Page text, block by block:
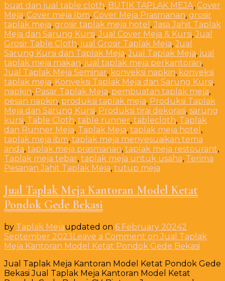
buat dan jual table cloth, BUTIK TAPLAK MEJA, Cover
Meja, Cover meja Ibm, Cover Meja Prasmanan, grosir
taplak meja, grosir taplak meja hotel ,Jasa Jahit Taplak
Meja dan Sarung Kursi,Jual Cover Meja & Kursi,Jual
Grosir Table Cloth, jual Grosir Taplak Meja,Jual
Sarung Kursi dan Taplak Meja,Jual Taplak Meja, jual
taplak meja makan, jual taplak meja perkantoran,
Jual Taplak Meja Seminar, konveksi napkin, konveksi
taplak meja, Konveksi Taplak Meja dan Sarung Kursi,
napkin, Pasar Taplak Meja, pembuatan taplak meja,
pesan napkin, produksi taplak meja, Produksi Taplak
Meja dan Sarung Kursi, Produksi tirai dekorasi, sarung
kursi, Table Cloth, table runner, tablecloth, Taplak
dan Runner Meja, Taplak Meja, taplak meja hotel ,
taplak meja ibm, taplak meja menyesuaikan tema
anda, taplak meja prasmanan, taplak meja restourant,
Taplak meja tebar, taplak meja untuk usaha, Terima
Pesanan Jahit Taplak Meja, tutup meja
Jual Taplak Meja Kantoran Model Ketat
Pondok Gede Bekasi
by Taplak Mejaupdated on 6 February 20242
September 2023Leave a Comment on Jual Taplak
Meja Kantoran Model Ketat Pondok Gede Bekasi
Jual Taplak Meja Kantoran Model Ketat Pondok Gede
Bekasi Jual Taplak Meja Kantoran Model Ketat